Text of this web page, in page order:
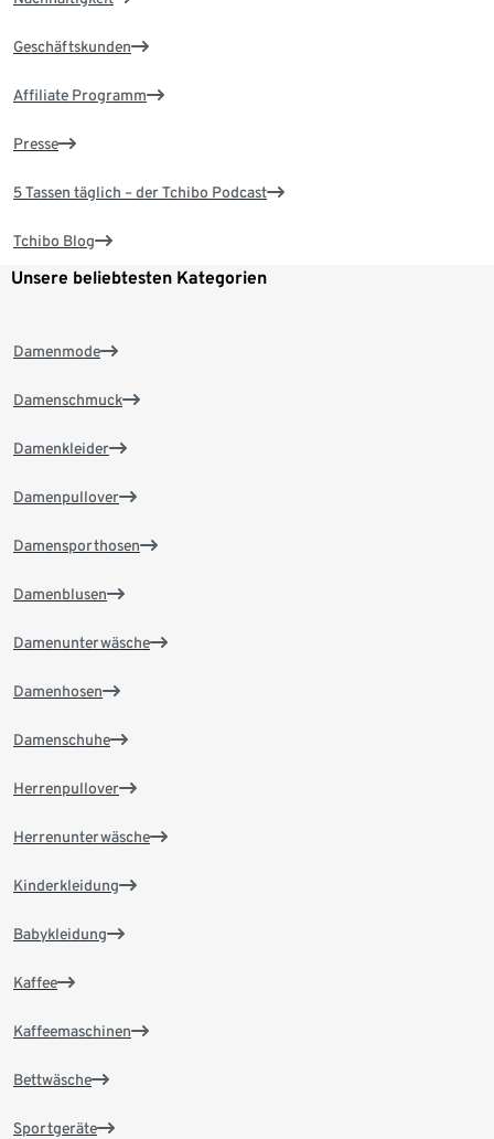
Geschäftskunden
Affiliate Programm
Presse
5 Tassen täglich – der Tchibo Podcast
Tchibo Blog
Unsere beliebtesten Kategorien
Damenmode
Damenschmuck
Damenkleider
Damenpullover
Damensporthosen
Damenblusen
Damenunterwäsche
Damenhosen
Damenschuhe
Herrenpullover
Herrenunterwäsche
Kinderkleidung
Babykleidung
Kaffee
Kaffeemaschinen
Bettwäsche
Sportgeräte